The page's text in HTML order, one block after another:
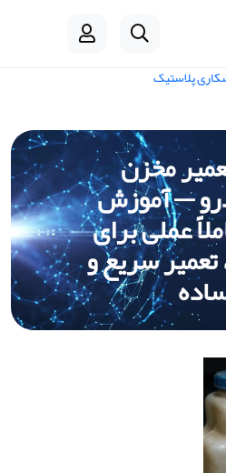
پلاستیک
مخزن
— آموزش
عملی برای
سریع و